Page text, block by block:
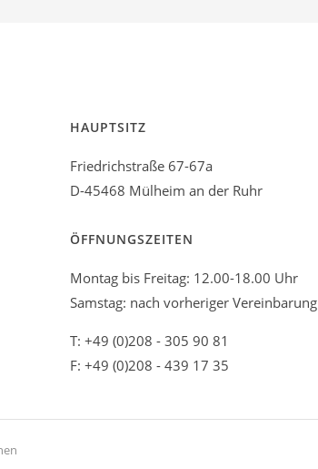
HAUPTSITZ
Friedrichstraße 67-67a
D-45468 Mülheim an der Ruhr
ÖFFNUNGSZEITEN
Montag bis Freitag: 12.00-18.00 Uhr
Samstag: nach vorheriger Vereinbarung
T: +49 (0)208 - 305 90 81
F: +49 (0)208 - 439 17 35